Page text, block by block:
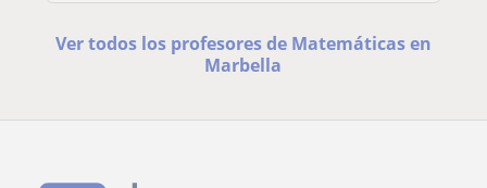
Ver todos los profesores de Matemáticas en
Marbella